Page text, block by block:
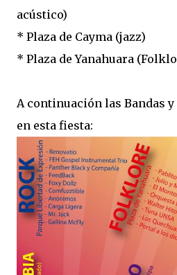
acústico)
* Plaza de Cayma (jazz)
* Plaza de Yanahuara
A continuación las Bandas
en esta fiesta: